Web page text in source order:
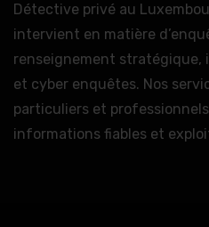
Détective privé au
intervient en matière
renseignement stratégique,
et cyber enquêtes. Nos
particuliers et
informations fiables et